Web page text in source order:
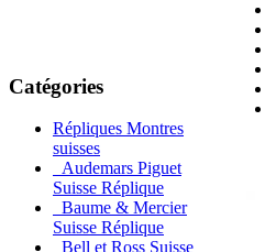
Catégories
Répliques Montres
suisses
Audemars Piguet
Suisse Réplique
Baume & Mercier
Suisse Réplique
Bell et Ross Suisse